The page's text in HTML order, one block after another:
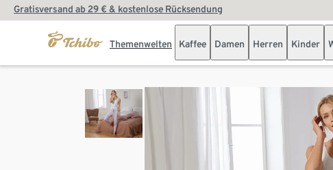
Gratisversand ab 29 € & kostenlose Rücksendung
Themenwelten Kaffee Damen Herren Kinder